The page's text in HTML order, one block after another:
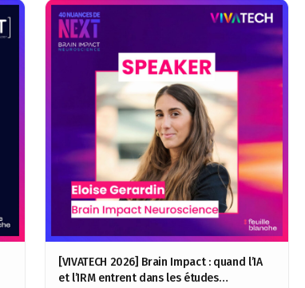
[VIVATECH 2026] Brain Impact : quand l’IA
et l’IRM entrent dans les études